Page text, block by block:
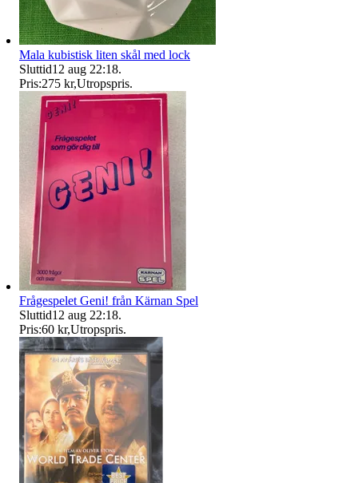
Mala kubistisk liten skål med lock
Sluttid12 aug 22:18.
Pris:275 kr,Utropspris.
Frågespelet Geni! från Kärnan Spel
Sluttid12 aug 22:18.
Pris:60 kr,Utropspris.